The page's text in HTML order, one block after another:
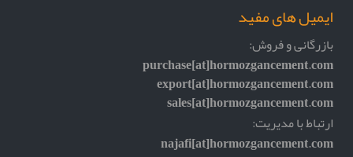
ایمیل های مفید
بازرگانی و فروش:
purchase[at]hormozgancement.com
export[at]hormozgancement.com
sales[at]hormozgancement.com
ارتباط با مدیریت:
najafi[at]hormozgancement.com